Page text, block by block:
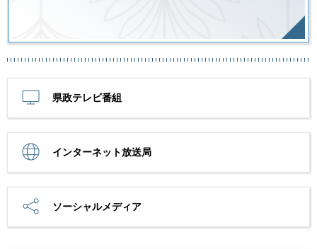
県政テレビ番組
インターネット放送局
ソーシャルメディア